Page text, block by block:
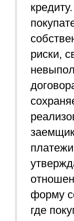
риски,
форму
где